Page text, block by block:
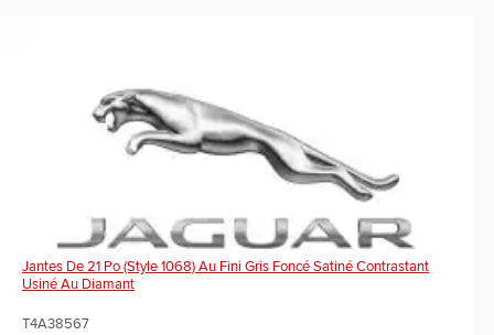
Jantes De 21 Po (Style 1068) Au Fini Gris Foncé Satiné Contrastant
Usiné Au Diamant
T4A38567